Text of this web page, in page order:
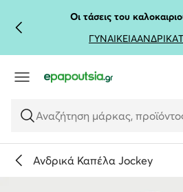
ΜΕΤΆΒΑΣΗ ΣΤΟ ΚΎΡΙΟ
ΜΕΤΆΒΑΣΗ ΣΤΗΝ ΑΝΑΖΉΤΗΣΗ
Οι τάσεις του
ΓΥΝΑΙΚΕΙΑΑΝΔΡΙΚΑ
Αναζήτηση μάρκας,
Ανδρικά Καπέλα Jockey